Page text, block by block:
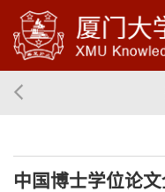
中国博士学位论文